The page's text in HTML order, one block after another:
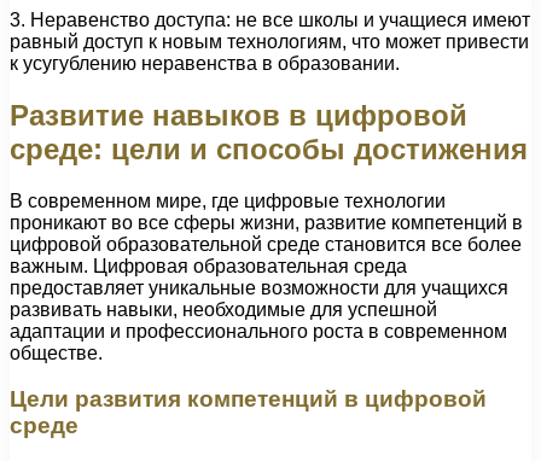
3. Неравенство доступа: не все школы и учащиеся имеют
равный доступ к новым технологиям, что может привести
к усугублению неравенства в образовании.
Развитие навыков в цифровой
среде: цели и способы достижения
В современном мире, где цифровые технологии
проникают во все сферы жизни, развитие компетенций в
цифровой образовательной среде становится все более
важным. Цифровая образовательная среда
предоставляет уникальные возможности для учащихся
развивать навыки, необходимые для успешной
адаптации и профессионального роста в современном
обществе.
Цели развития компетенций в цифровой
среде